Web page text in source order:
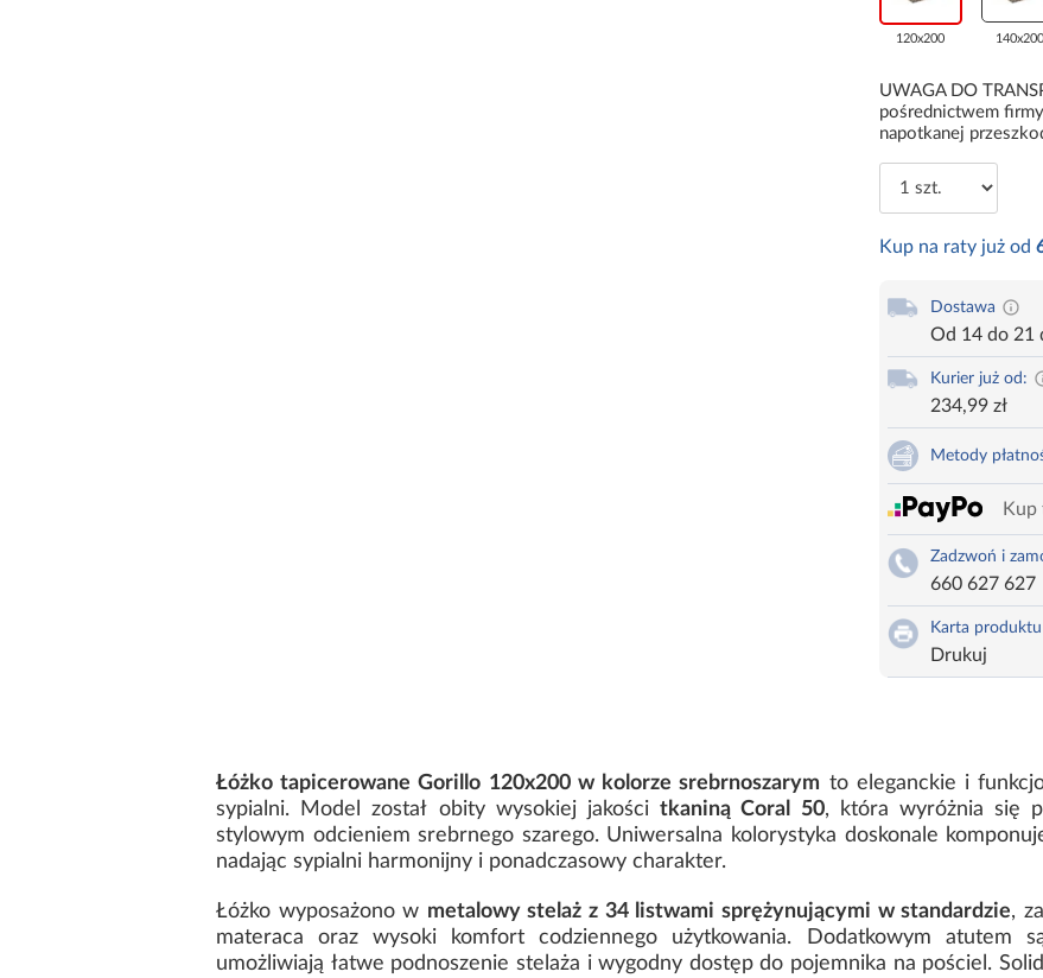
120x200 140x200
UWAGA DO
pośrednictwem
napotkanej
Kup na raty już od
Dostawa
Od 14 do 21
Kurier już od:
234,99 zł
Metody
Kup
Zadzwoń i
660 627 627
Karta produktu
Drukuj
Łóżko tapicerowane Gorillo 120x200 w kolorze srebrnoszarym to eleganckie i
sypialni. Model został obity wysokiej jakościtkaniną Coral 50, która wyróżnia się
stylowym odcieniem srebrnego szarego. Uniwersalna kolorystyka doskonale
nadając sypialni harmonijny i ponadczasowy charakter.
Łóżko wyposażono w metalowy stelaż z 34 listwami sprężynującymi w standardzie,
materaca oraz wysoki komfort codziennego użytkowania. Dodatkowym atutem
umożliwiają łatwe podnoszenie stelaża i wygodny dostęp do pojemnika na pościel.